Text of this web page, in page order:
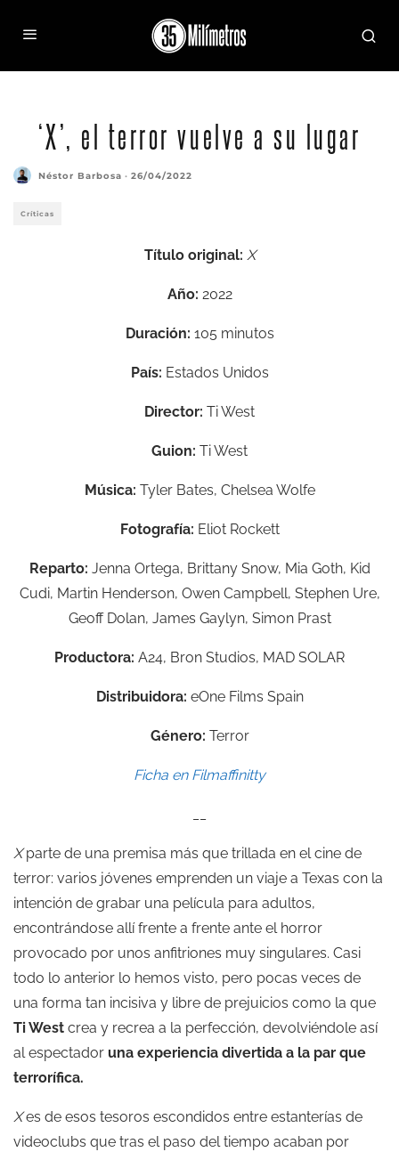
‘X’, el terror vuelve a su lugar
Néstor Barbosa · 26/04/2022
Críticas
Título original: X
Año: 2022
Duración: 105 minutos
País: Estados Unidos
Director: Ti West
Guion: Ti West
Música: Tyler Bates, Chelsea Wolfe
Fotografía: Eliot Rockett
Reparto: Jenna Ortega, Brittany Snow, Mia Goth, Kid
Cudi, Martin Henderson, Owen Campbell, Stephen Ure,
Geoff Dolan, James Gaylyn, Simon Prast
Productora: A24, Bron Studios, MAD SOLAR
Distribuidora: eOne Films Spain
Género: Terror
Ficha en Filmaffinitty
Xparte de una premisa más que trillada en el cine de
terror: varios jóvenes emprenden un viaje a Texas con la
intención de grabar una película para adultos,
encontrándose allí frente a frente ante el horror
provocado por unos anfitriones muy singulares. Casi
todo lo anterior lo hemos visto, pero pocas veces de
una forma tan incisiva y libre de prejuicios como la que
Ti West crea y recrea a la perfección, devolviéndole así
al espectador una experiencia divertida a la par que
terrorífica.
Xes de esos tesoros escondidos entre estanterías de
videoclubs que tras el paso del tiempo acaban por